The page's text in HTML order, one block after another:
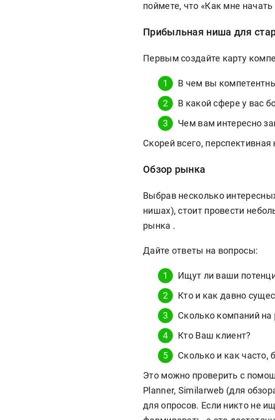
поймете, что «Как мне
Прибыльная ниша для
Первым создайте карту
В чем вы
В какой сфере у вас
Чем вам интересно
Скорей всего,
Обзор рынка
Выбрав несколько
нишах), стоит провести
рынка .
Дайте ответы на вопросы:
Ищут ли ваши
Кто и как давно
Сколько компаний
Кто Ваш клиент?
Сколько и как часто,
Это можно проверить с
Planner, Similarweb (для
для опросов. Если никто не